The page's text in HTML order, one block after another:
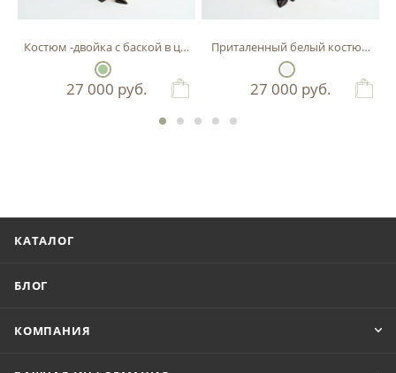
Костюм -двойка с баской в цвете фисташка
27 000 руб.
Приталенный белый костюм-
27 000 руб.
КАТАЛОГ
БЛОГ
КОМПАНИЯ